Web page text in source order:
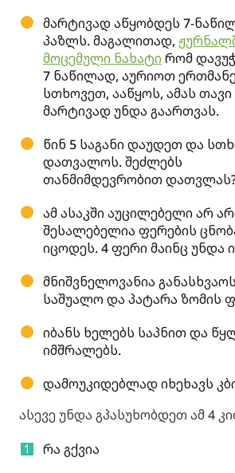
მარტივად აწყობდეს 7-
პაზლს. მაგალითად,
მოცემული ნახატი რომ
7 ნაწილად, აურიოთ
სთხოვეთ, ააწყოს, ამას თავი
მარტივად უნდა გაართვას.
წინ 5 საგანი დაუდეთ და
დათვალოს. შეძლებს
თანმიმდევრობით
ამ ასაკში აუცილებელი არ
შესალებელია ფერების
იცოდეს. 4 ფერი მაინც უნდა
მნიშვნელოვანია
საშუალო და პატარა ზომის
იბანს ხელებს საპნით და
იმშრალებს.
დამოუკიდებლად იხეხავს
ასევე უნდა გპასუხობდეთ ამ 4
რა გქვია